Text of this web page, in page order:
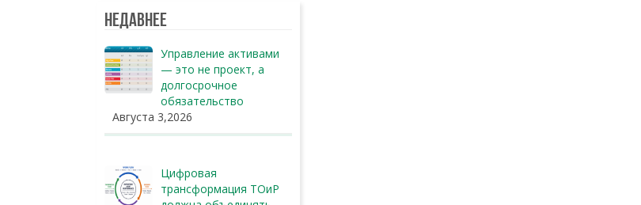
Недавнее
Управление активами
— это не проект, а
долгосрочное
обязательство
Августа 3,2026
Цифровая
трансформация ТОиР